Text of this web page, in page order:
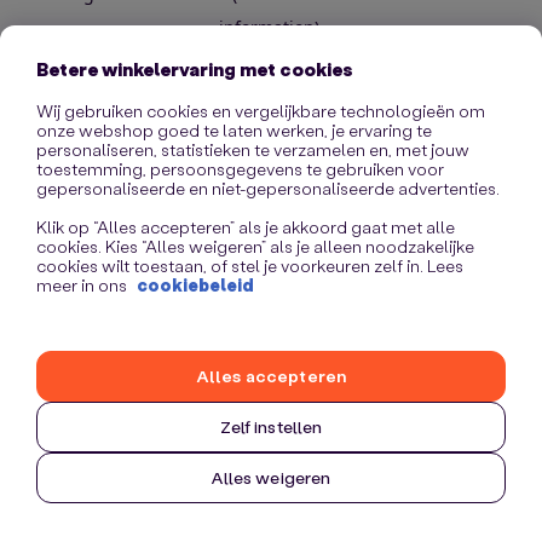
information).
Betere winkelervaring met cookies
Wij gebruiken cookies en vergelijkbare technologieën om
onze webshop goed te laten werken, je ervaring te
personaliseren, statistieken te verzamelen en, met jouw
toestemming, persoonsgegevens te gebruiken voor
gepersonaliseerde en niet-gepersonaliseerde advertenties.
Klik op “Alles accepteren” als je akkoord gaat met alle
cookies. Kies “Alles weigeren” als je alleen noodzakelijke
cookies wilt toestaan, of stel je voorkeuren zelf in. Lees
meer in ons cookiebeleid
Zelf instellen
Alles weigeren
Alles accepteren